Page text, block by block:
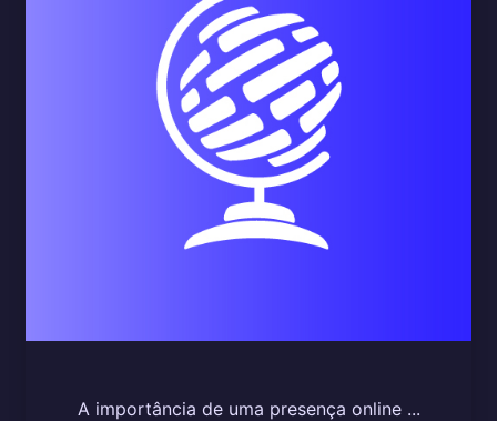
A importância de uma presença online ...